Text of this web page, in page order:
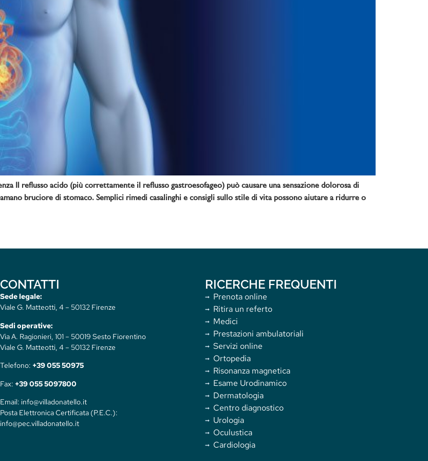
Il reflusso acido (più correttamente il reflusso gastroesofageo) può causare una sensazione dolorosa di
bruciore di stomaco. Semplici rimedi casalinghi e consigli sullo stile di vita possono aiutare a ridurre o
CONTATTI
Sede legale:
Viale G. Matteotti, 4 – 50132 Firenze
Sedi operative:
Via A. Ragionieri, 101 – 50019 Sesto Fiorentino
Viale G. Matteotti, 4 – 50132 Firenze
Telefono: +39 055 50975
Fax: +39 055 5097800
Email: info@villadonatello.it
Posta Elettronica Certificata (P.E.C.):
info@pec.villadonatello.it
RICERCHE FREQUENTI
Prenota online
Ritira un referto
Medici
Prestazioni ambulatoriali
Servizi online
Ortopedia
Risonanza magnetica
Esame Urodinamico
Dermatologia
Centro diagnostico
Urologia
Oculustica
Cardiologia